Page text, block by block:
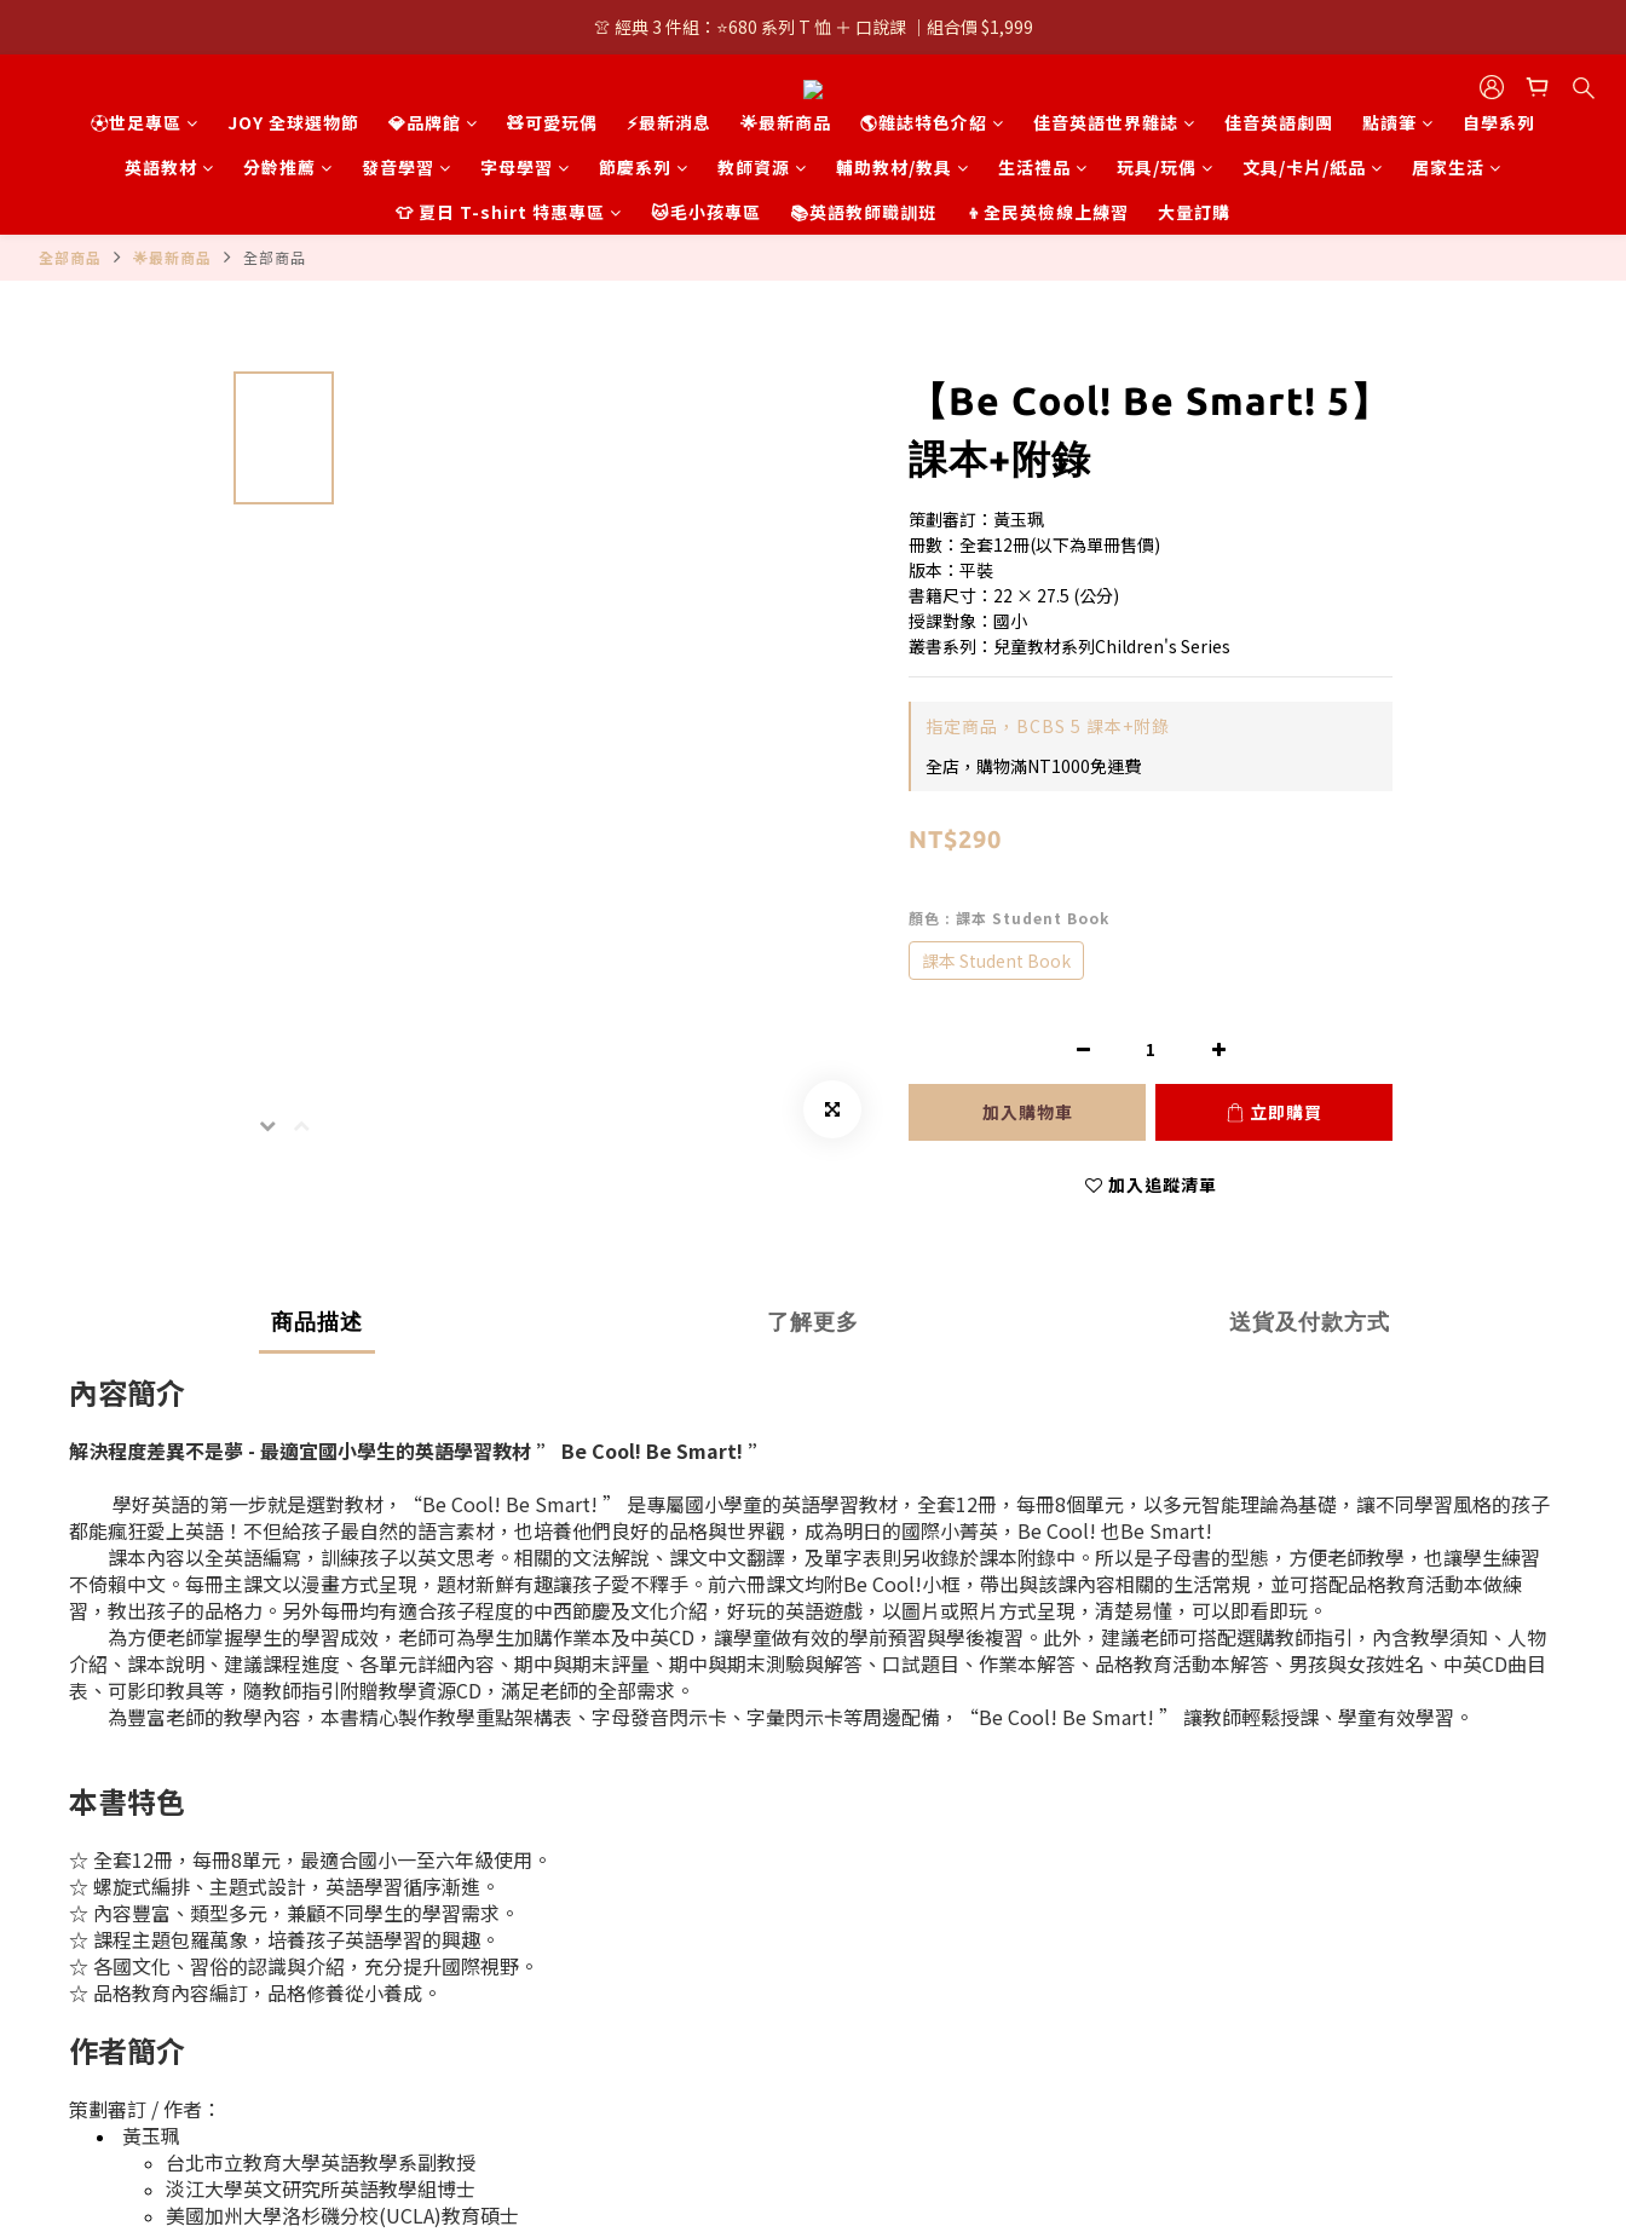
👚 經典 3 件組：⭐680 系列 T 恤 ＋ 口說課 ｜組合價 $1,999
👚 經典 3 件組：⭐680 系列 T 恤 ＋ 口說課 ｜組合價 $1,999
潮T任選兩件$1000
👚 經典 3 件組：⭐680 系列 T 恤 ＋ 口說課 ｜組合價 $1,999
⚽世足專區 JOY 全球選物節 💎品牌館 🧸可愛玩偶 ⚡最新消息 🌟最新商品 🌎雜誌特色介紹 佳音英語世界雜誌 佳音英語劇團 點讀筆
自學系列
英語教材
分齡推薦 發音學習 字母學習 節慶系列 教師資源 輔助教材/教具 生活禮品 玩具/玩偶 文具/卡片/紙品
居家生活
👕 夏日 T-shirt 特惠專區
🐱毛小孩專區 📚英語教師職訓班 👦全民英檢線上練習 大量訂購
全部商品 🌟最新商品 全部商品
【Be Cool! Be Smart! 5】
課本+附錄
策劃審訂：黃玉珮
冊數：全套12冊(以下為單冊售價)
版本：平裝
書籍尺寸：22 × 27.5 (公分)
授課對象：國小
叢書系列：兒童教材系列Children's Series
指定商品，BCBS 5 課本+附錄
全店，購物滿NT1000免運費
NT$290
顏色 : 課本 Student Book
課本 Student Book
加入購物車 立即購買
加入追蹤清單
商品描述 了解更多 送貨及付款方式
內容簡介
解決程度差異不是夢 - 最適宜國小學生的英語學習教材 ” Be Cool! Be Smart! ”
學好英語的第一步就是選對教材，“Be Cool! Be Smart! ” 是專屬國小學童的英語學習教材，全套12冊，每冊8個單元，以多元智能理論為基礎，讓不同學習風格的孩子
都能瘋狂愛上英語！不但給孩子最自然的語言素材，也培養他們良好的品格與世界觀，成為明日的國際小菁英，Be Cool! 也Be Smart!
課本內容以全英語編寫，訓練孩子以英文思考。相關的文法解說、課文中文翻譯，及單字表則另收錄於課本附錄中。所以是子母書的型態，方便老師教學，也讓學生練習
不倚賴中文。每冊主課文以漫畫方式呈現，題材新鮮有趣讓孩子愛不釋手。前六冊課文均附Be Cool!小框，帶出與該課內容相關的生活常規，並可搭配品格教育活動本做練
習，教出孩子的品格力。另外每冊均有適合孩子程度的中西節慶及文化介紹，好玩的英語遊戲，以圖片或照片方式呈現，清楚易懂，可以即看即玩。
為方便老師掌握學生的學習成效，老師可為學生加購作業本及中英CD，讓學童做有效的學前預習與學後複習。此外，建議老師可搭配選購教師指引，內含教學須知、人物
介紹、課本說明、建議課程進度、各單元詳細內容、期中與期末評量、期中與期末測驗與解答、口試題目、作業本解答、品格教育活動本解答、男孩與女孩姓名、中英CD曲目
表、可影印教具等，隨教師指引附贈教學資源CD，滿足老師的全部需求。
為豐富老師的教學內容，本書精心製作教學重點架構表、字母發音閃示卡、字彙閃示卡等周邊配備，“Be Cool! Be Smart! ” 讓教師輕鬆授課、學童有效學習。
本書特色
☆ 全套12冊，每冊8單元，最適合國小一至六年級使用。
☆ 螺旋式編排、主題式設計，英語學習循序漸進。
☆ 內容豐富、類型多元，兼顧不同學生的學習需求。
☆ 課程主題包羅萬象，培養孩子英語學習的興趣。
☆ 各國文化、習俗的認識與介紹，充分提升國際視野。
☆ 品格教育內容編訂，品格修養從小養成。
作者簡介
策劃審訂 / 作者：
黃玉珮
台北市立教育大學英語教學系副教授
淡江大學英文研究所英語教學組博士
美國加州大學洛杉磯分校(UCLA)教育碩士